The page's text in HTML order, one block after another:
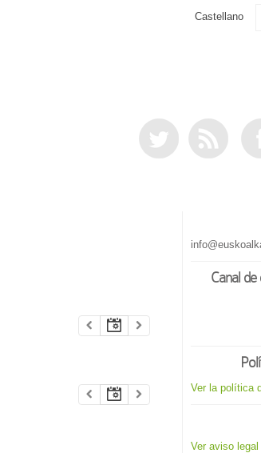
Castellano
Canal
Ver la política
Ver aviso legal